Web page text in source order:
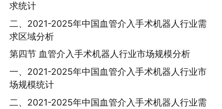
求统计
二、2021-2025年中国血管介入手术机器人行业需
求区域分析
第四节 血管介入手术机器人行业市场规模分析
一、2021-2025年中国血管介入手术机器人行业市
场规模统计
二、2021-2025年中国血管介入手术机器人行业需